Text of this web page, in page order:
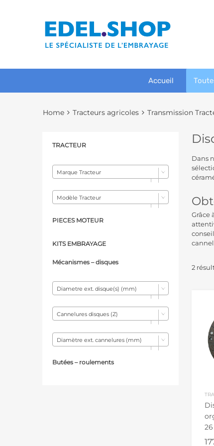
Accueil
Home Tracteurs agricoles Transmission
Dans
Grâce
2
26
TRACTEUR
Marque Tracteur
Modèle Tracteur
PIECES MOTEUR
KITS EMBRAYAGE
Mécanismes – disques
Diametre ext. disque(s) (mm)
Cannelures disques (Z)
Diamètre ext. cannelures (mm)
Butées – roulements